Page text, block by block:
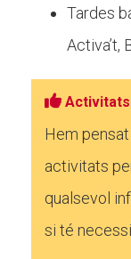
Tardes
Activa’t,
Activitats
Hem
activitats
qualsevol
si té